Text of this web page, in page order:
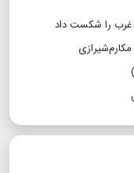
غرب را شکست داد